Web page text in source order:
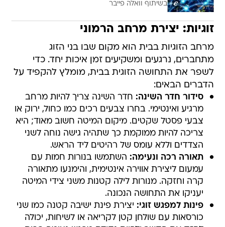
בשיתוף וואלה פייבר
זוגיות: יצירת מרחב הרמוני
מרחב הזוגיות בבית הוא מקום שבו בני הזוג
מתחברים, נרגעים ומשקיעים זמן איכות יחד. כדי
לשפר את התחושה הזוגית בבית, מומלץ להקפיד על
הדברים הבאים:
סידור חדר השינה: חדר השינה צריך להיות מרחב
מרגיע ואינטימי. בחרו צבעים רכים כמו כחול, ירוק או
צבעי פסטל שקטים. מיקום המיטה חשוב מאוד; היא
צריכה להיות ממוקמת כך שתהיה גישה נוחה לשני
הצדדים וללא עומס של רהיטים ליד הראש.
תאורה רכה ונעימה: השתמשו בנורות חמות עם
עמעום ליצירת אווירה אינטימית, והימנעו מתאורה
קרה וחזקה. מנורות לילה קטנות משני צידי המיטה
יעניקו את התחושה הנכונה.
פינות למפגש זוגי: יצירת פינת ישיבה קטנה כמו שני
כורסאות עם שולחן קטן לקריאה או לשיחות, יכולה